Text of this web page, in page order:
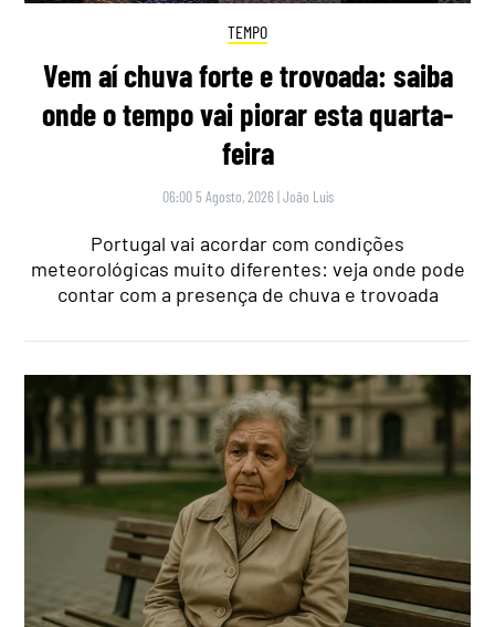
TEMPO
Vem aí chuva forte e trovoada: saiba
onde o tempo vai piorar esta quarta-
feira
06:00 5 Agosto, 2026 |João Luís
Portugal vai acordar com condições
meteorológicas muito diferentes: veja onde pode
contar com a presença de chuva e trovoada